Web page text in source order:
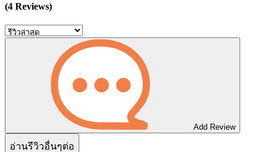
(4 Reviews)
Add Review
อ่านรีวิวอื่นๆต่อ